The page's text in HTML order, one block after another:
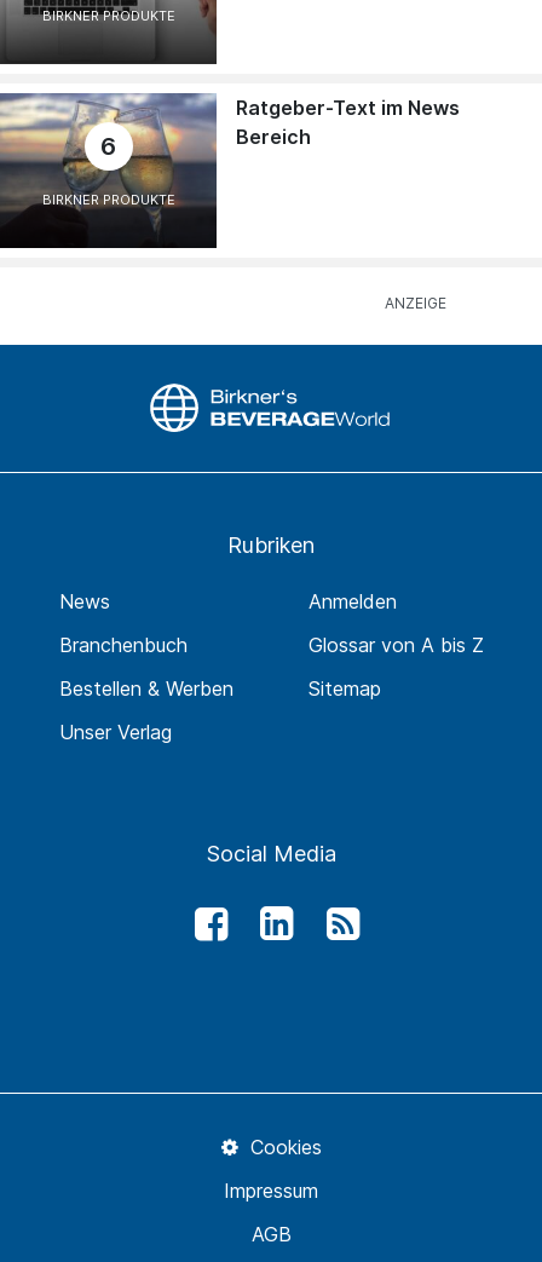
BIRKNER PRODUKTE
6
BIRKNER PRODUKTE
Ratgeber-Text im News
Bereich
Rubriken
News
Branchenbuch
Bestellen & Werben
Unser Verlag
Anmelden
Glossar von A bis Z
Sitemap
Social Media
AGB
Impressum
Cookies